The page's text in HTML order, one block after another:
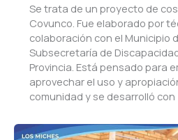
Se trata de un proyecto de
Covunco. Fue elaborado por
colaboración con el Municipio
Subsecretaría de
Provincia. Está pensado para
aprovechar el uso y
comunidad y se desarrolló con